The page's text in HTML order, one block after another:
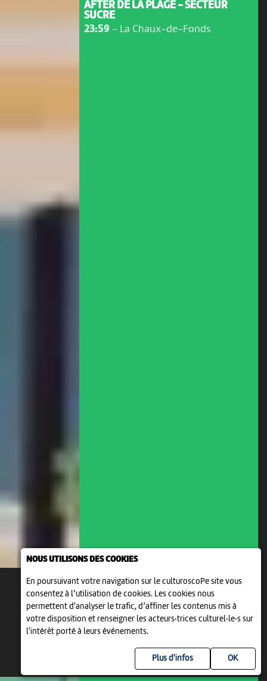
NOUS UTILISONS DES COOKIES
En poursuivant votre navigation sur le culturoscoPe site vous
consentez à l’utilisation de cookies. Les cookies nous
permettent d'analyser le trafic, d’affiner les contenus mis à
votre disposition et renseigner les acteurs·trices culturel·le·s sur
l'intérêt porté à leurs événements.
Plus d'infos
AFTER DE LA PLAGE - SECTEUR
SUCRE
23:59 - La Chaux-de-Fonds
SAM 8 AOÛT